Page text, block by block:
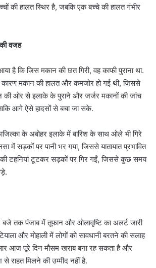
की हालत स्थिर है, जबकि एक बच्चे की हालत गंभीर
वजह
है कि जिस मकान की छत गिरी, वह काफी पुराना था.
के कारण मकान की हालत और कमजोर हो गई थी, जिससे
की ओर से इलाके के पुराने और जर्जर मकानों की जांच
आगे ऐसे हादसों से बचा जा सके.
के अबोहर इलाके में बारिश के साथ ओले भी गिरे
में सड़कों पर पानी भर गया, जिससे यातायात प्रभावित
टहनियां टूटकर सड़कों पर गिर गईं, जिससे कुछ समय
बजे तक पंजाब में तूफान और ओलावृष्टि का अलर्ट जारी
और मोहाली में लोगों को सावधानी बरतने की सलाह
आज पूरे दिन मौसम खराब बना रह सकता है और
से राहत मिलने की उम्मीद नहीं है.